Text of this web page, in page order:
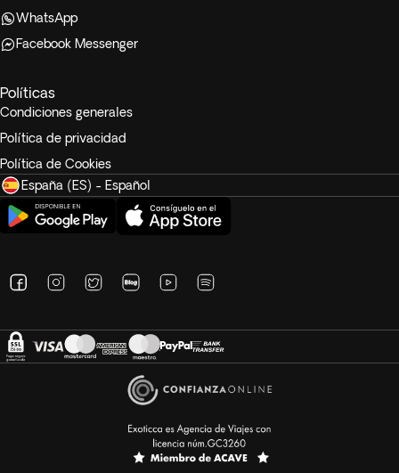
WhatsApp
Facebook Messenger
Políticas
Condiciones generales
Política de privacidad
Política de Cookies
España (ES) - Español